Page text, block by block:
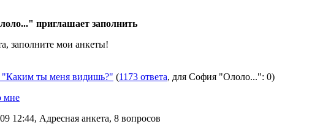
приглашает заполнить
заполните мои анкеты!
ты меня видишь?" (1173 ответа, для София "Ололо...": 0)
мне
12:44, Адресная анкета, 8 вопросов